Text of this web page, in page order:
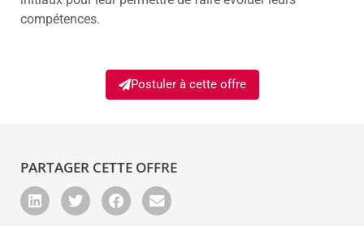
compétences.
Postuler à cette offre
PARTAGER CETTE OFFRE